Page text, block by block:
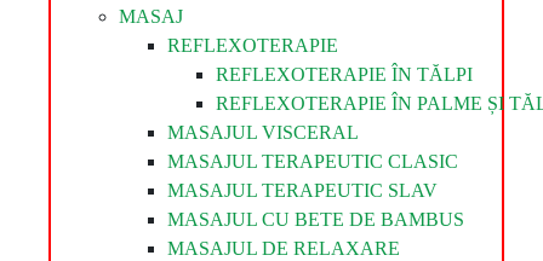
MASAJ
REFLEXOTERAPIE
REFLEXOTERAPIE ÎN TĂLPI
REFLEXOTERAPIE ÎN PALME ȘI
MASAJUL VISCERAL
MASAJUL TERAPEUTIC CLASIC
MASAJUL TERAPEUTIC SLAV
MASAJUL CU BETE DE BAMBUS
MASAJUL DE RELAXARE